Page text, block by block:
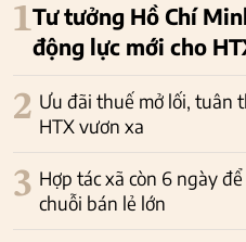
1Tư tưởng Hồ Chí
động lực mới cho
2 Ưu đãi thuế mở lối, tuân
HTX vươn xa
3 Hợp tác xã còn 6 ngày
chuỗi bán lẻ lớn